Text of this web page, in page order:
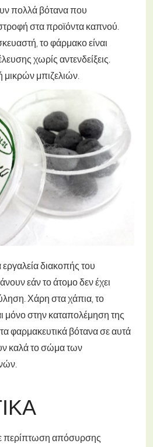
πολλά βότανα που
στα προϊόντα καπνού.
το φάρμακο είναι
χωρίς αντενδείξεις.
μικρών μπιζελιών.
διακοπής του
εάν το άτομο δεν έχει
Χάρη στα χάπια, το
μόνο στην καταπολέμηση της
φαρμακευτικά βότανα σε αυτά
καλά το σώμα των
περίπτωση απόσυρσης